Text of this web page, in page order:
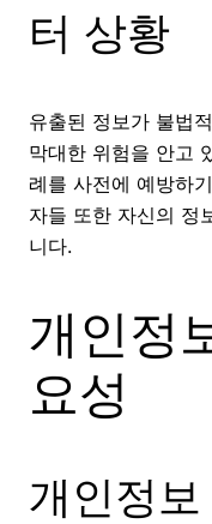
터 상황
유출된 정보가 불법
막대한 위험을 안고
례를 사전에 예방하
자들 또한 자신의 정
니다.
개인정
요성
개인정